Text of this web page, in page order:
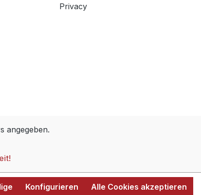
Privacy
angegeben.
Konfigurieren Alle Cookies akzeptieren